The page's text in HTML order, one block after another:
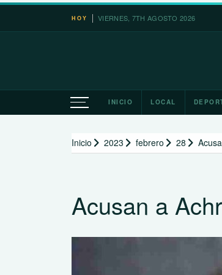
Saltar
HOY VIERNES, 7TH AGOSTO 2026
INICIO LOCAL
Inicio 2023 febrero 28
Acusan a